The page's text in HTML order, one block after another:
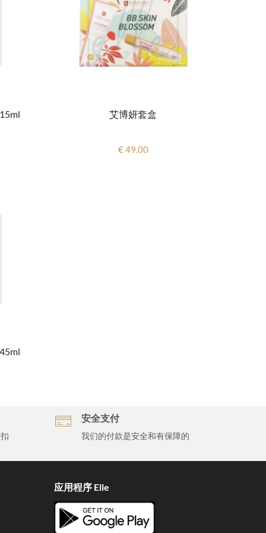
艾博妍套盒
€ 49.00
安全支付
我们的付款是安全和有保障的
应用程序 Elle